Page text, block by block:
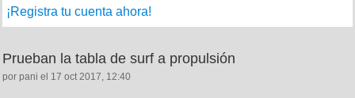
¡Registra tu cuenta ahora!
Prueban la tabla de surf a propulsión
por pani el 17 oct 2017, 12:40